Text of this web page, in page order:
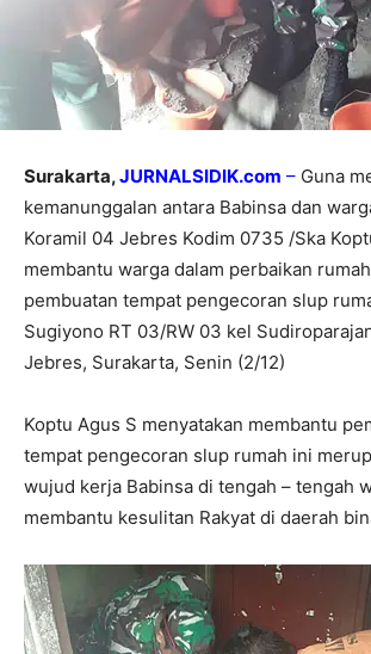
Surakarta,JURNALSIDIK.com – Guna
kemanunggalan antara Babinsa dan
Koramil 04 Jebres Kodim 0735 /Ska
membantu warga dalam perbaikan
pembuatan tempat pengecoran slup
Sugiyono RT 03/RW 03 kel
Jebres, Surakarta, Senin (2/12)
Koptu Agus S menyatakan membantu
tempat pengecoran slup rumah ini
wujud kerja Babinsa di tengah – tengah
membantu kesulitan Rakyat di daerah